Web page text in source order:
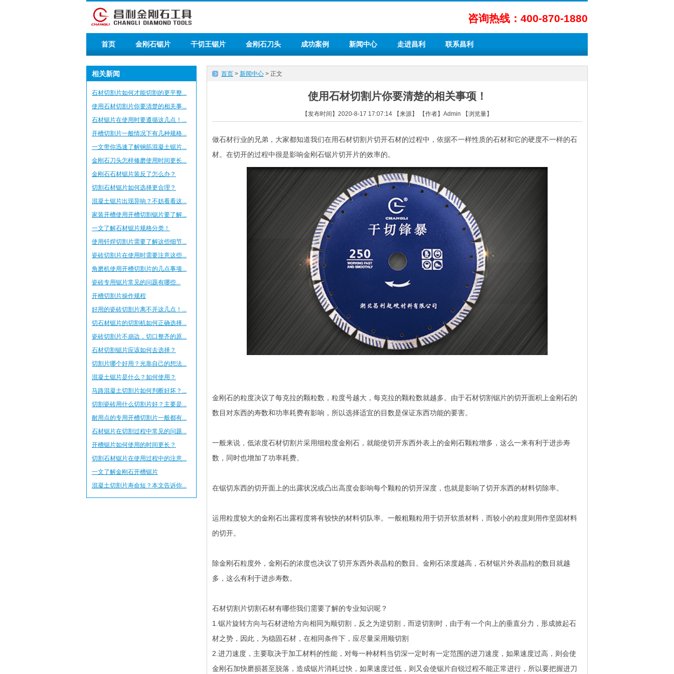
咨询热线：400-870-1880
首页 金刚石锯片 干切王锯片 金刚石刀头 成功案例 新闻中心 走进昌利 联系昌利
相关新闻
石材切割片如何才能切割的更平整...
使用石材切割片你要清楚的相关事...
石材锯片在使用时要遵循这几点！...
开槽切割片一般情况下有几种规格...
一文带你迅速了解钢筋混凝土锯片...
金刚石刀头怎样修磨使用时间更长...
金刚石石材锯片装反了怎么办？
切割石材锯片如何选择更合理？
混凝土锯片出现异响？不妨看看这...
家装开槽使用开槽切割锯片要了解...
一文了解石材锯片规格分类！
使用钎焊切割片需要了解这些细节...
瓷砖切割片在使用时需要注意这些...
角磨机使用开槽切割片的几点事项...
瓷砖专用锯片​常见的问题有哪些...
开槽切割片操作规程
好用的瓷砖切割片离不开这几点！...
切石材锯片的切割机如何正确选择...
瓷砖切割片不崩边，切口整齐的原...
石材切割锯片应该如何去选择？
切割片哪个好用？光靠自己的想法...
混凝土锯片是什么？如何使用？
马路混凝土切割片如何判断好坏？...
切割瓷砖用什么切割片好？主要是...
耐用点的专用开槽切割片一般都有...
石材锯片在切割过程中常见的问题...
开槽锯片如何使用的时间更长？
切割石材锯片在使用过程中的注意...
一文了解金刚石开槽锯片
混凝土切割片寿命短？本文告诉你...
首页 > 新闻中心 > 正文
使用石材切割片你要清楚的相关事项！
【发布时间】2020-8-17 17:07:14 【来源】 【作者】Admin 【浏览量】
做石材行业的兄弟，大家都知道我们在用石材切割片切开石材的过程中，依据不一样性质的石材和它的硬度不一样的石
材。在切开的过程中很是影响金刚石锯片切开片的效率的。
金刚石的粒度决议了每克拉的颗粒数，粒度号越大，每克拉的颗粒数就越多。由于石材切割锯片的切开面积上金刚石的
数目对东西的寿数和功率耗费有影响，所以选择适宜的目数是保证东西功能的要害。
一般来说，低浓度石材切割片采用细粒度金刚石，就能使切开东西外表上的金刚石颗粒增多，这么一来有利于进步寿
数，同时也增加了功率耗费。
在锯切东西的切开面上的出露状况或凸出高度会影响每个颗粒的切开深度，也就是影响了切开东西的材料切除率。
运用粒度较大的金刚石出露程度将有较快的材料切队率。一般粗颗粒用于切开软质材料，而较小的粒度则用作坚固材料
的切开。
除金刚石粒度外，金刚石的浓度也决议了切开东西外表晶粒的数目。金刚石浓度越高，石材锯片外表晶粒的数目就越
多，这么有利于进步寿数。
石材切割片切割石材有哪些我们需要了解的专业知识呢？
1.锯片旋转方向与石材进给方向相同为顺切割，反之为逆切割，而逆切割时，由于有一个向上的垂直分力，形成掀起石
材之势，因此，为稳固石材，在相同条件下，应尽量采用顺切割
2.进刀速度，主要取决于加工材料的性能，对每一种材料当切深一定时有一定范围的进刀速度，如果速度过高，则会使
金刚石加快磨损甚至脱落，造成锯片消耗过快，如果速度过低，则又会使锯片自锐过程不能正常进行，所以要把握进刀